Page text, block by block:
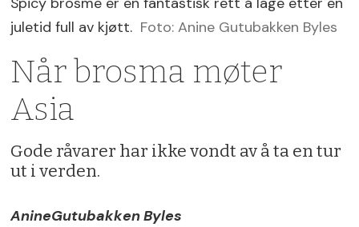
juletid full av kjøtt. Foto: Anine Gutubakken Byles
Når brosma møter
Asia
Gode råvarer har ikke vondt av å ta en tur
ut i verden.
AnineGutubakken Byles